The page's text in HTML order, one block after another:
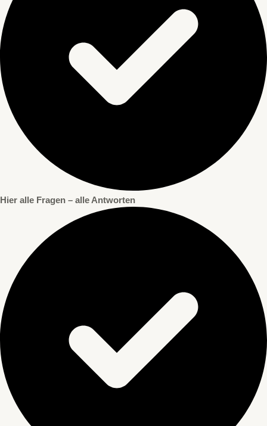
Hier alle Fragen – alle Antworten